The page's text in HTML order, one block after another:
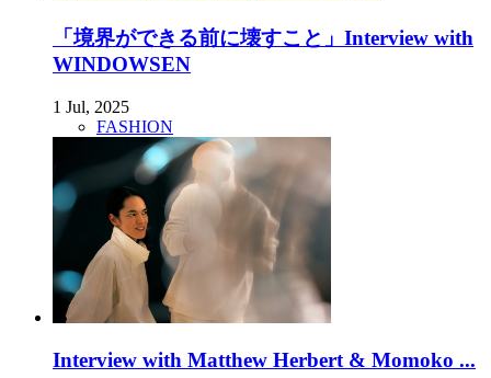
「境界ができる前に壊すこと」Interview with
WINDOWSEN
1 Jul, 2025
FASHION
Interview with Matthew Herbert & Momoko ...